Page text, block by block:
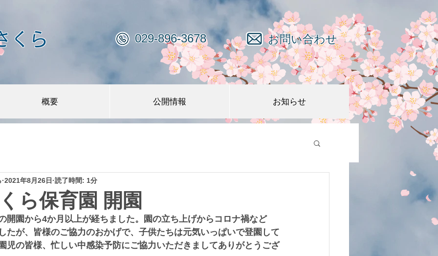
くら 029-896-3678 お問い合わせ
概要 公開情報 お知らせ
ら保育園 開園
2021年8月26日 読了時間: 1分
開園から4か月以上が経ちました。園の立ち上げからコロナ禍など
たが、皆様のご協力のおかげで、子供たちは元気いっぱいで登園して
児の皆様、忙しい中感染予防にご協力いただきましてありがとうござ